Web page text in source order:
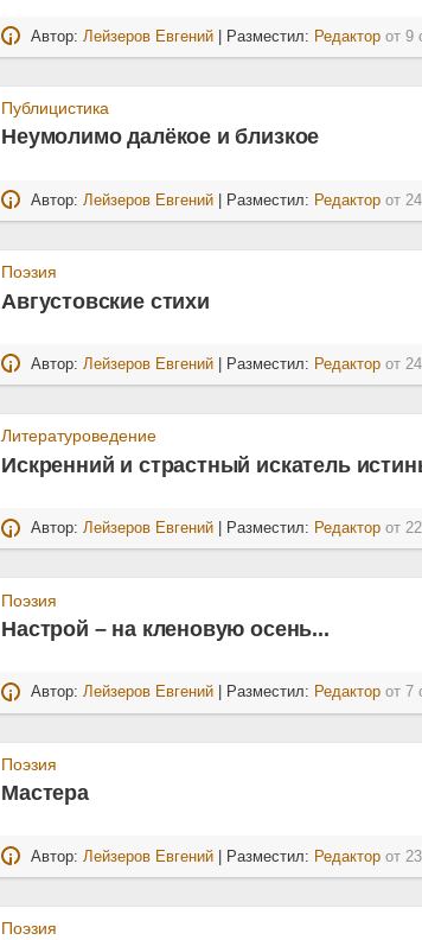
Автор: Лейзеров Евгений | Разместил: Редактор от9
Публицистика
Неумолимо далёкое и близкое
Автор:Лейзеров Евгений | Разместил: Редактор от
Поэзия
Августовские стихи
Автор:Лейзеров Евгений | Разместил: Редактор от
Литературоведение
Искренний и страстный искатель
Автор:Лейзеров Евгений | Разместил: Редактор от
Поэзия
Настрой – на кленовую осень...
Автор:Лейзеров Евгений | Разместил: Редактор от 7
Поэзия
Мастера
Автор: Лейзеров Евгений | Разместил: Редактор от
Поэзия